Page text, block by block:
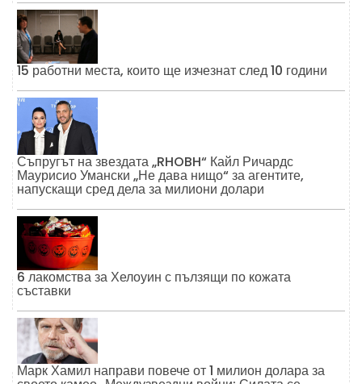
15 работни места, които ще изчезнат след 10 години
Съпругът на звездата „RHOBH“ Кайл Ричардс
Маурисио Умански „Не дава нищо“ за агентите,
напускащи сред дела за милиони долари
6 лакомства за Хелоуин с пълзящи по кожата
съставки
Марк Хамил направи повече от 1 милион долара за